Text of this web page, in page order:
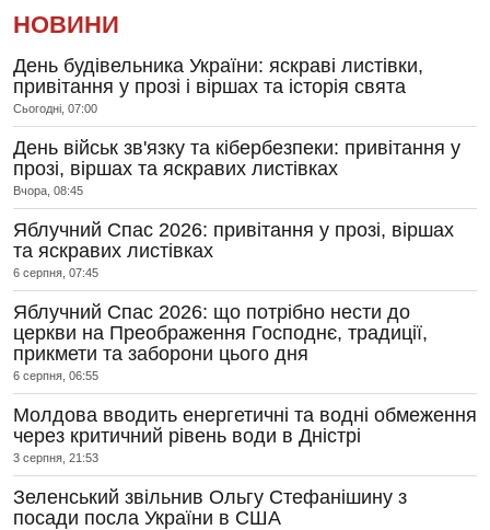
НОВИНИ
День будівельника України: яскраві листівки,
привітання у прозі і віршах та історія свята
Сьогодні, 07:00
День військ зв'язку та кібербезпеки: привітання у
прозі, віршах та яскравих листівках
Вчора, 08:45
Яблучний Спас 2026: привітання у прозі, віршах
та яскравих листівках
6 серпня, 07:45
Яблучний Спас 2026: що потрібно нести до
церкви на Преображення Господнє, традиції,
прикмети та заборони цього дня
6 серпня, 06:55
Молдова вводить енергетичні та водні обмеження
через критичний рівень води в Дністрі
3 серпня, 21:53
Зеленський звільнив Ольгу Стефанішину з
посади посла України в США